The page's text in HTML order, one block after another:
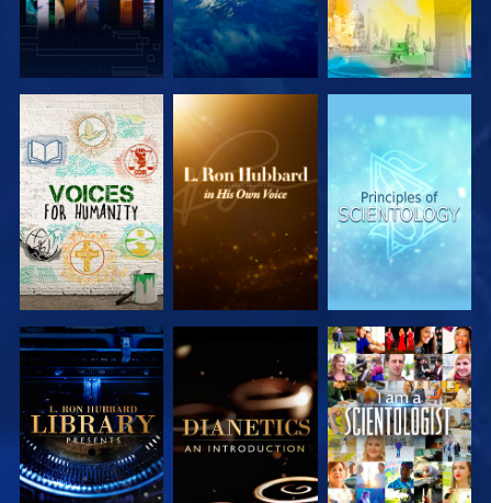
UTFORSKA
SERIEN
UTFORSKA
SERIEN
UTFORSKA
SERIEN
UTFORSKA
SERIEN
UTFORSKA
SERIEN
TITTA